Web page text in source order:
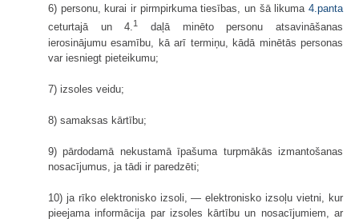
6) personu, kurai ir pirmpirkuma tiesības, un šā likuma 4.panta
ceturtajā un 4.1
daļā minēto personu atsavināšanas
ierosinājumu esamību, kā arī termiņu, kādā minētās personas
var iesniegt pieteikumu;
7) izsoles veidu;
8) samaksas kārtību;
9) pārdodamā nekustamā īpašuma turpmākās izmantošanas
nosacījumus, ja tādi ir paredzēti;
10) ja rīko elektronisko izsoli, — elektronisko izsoļu vietni, kur
pieejama informācija par izsoles kārtību un nosacījumiem, ar